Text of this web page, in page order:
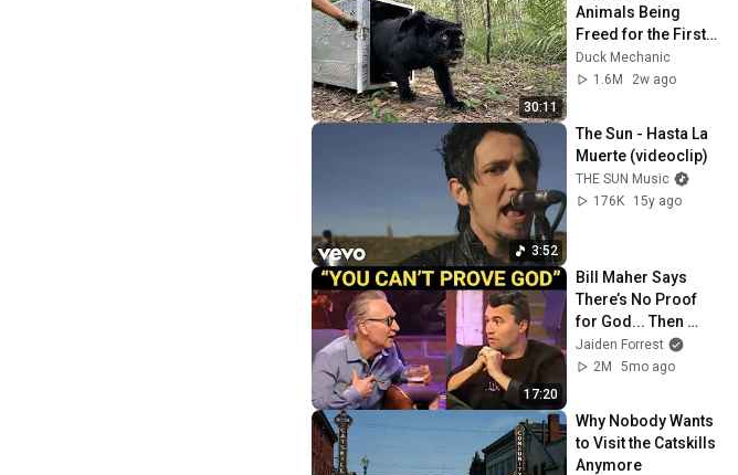
30:11
Animals Being
Freed for the First
Time
Duck Mechanic
1.6M
2w ago
3:52
The Sun - Hasta La
Muerte (videoclip)
THE SUN Music
176K
15y ago
17:20
Bill Maher Says
There’s No Proof
for God... Then
THIS Happens
Jaiden Forrest
2M
5mo ago
Why Nobody Wants
to Visit the Catskills
Anymore